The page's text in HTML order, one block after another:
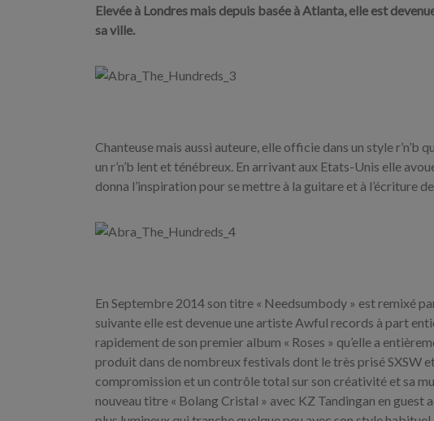
Elevée à Londres mais depuis basée à Atlanta, elle est
sa ville.
Chanteuse mais aussi auteure, elle officie dans un style
un r’n’b lent et ténébreux. En arrivant aux Etats-Unis elle
donna l’inspiration pour se mettre à la guitare et à l’écriture
En Septembre 2014 son titre « Needsumbody » est remixé
suivante elle est devenue une artiste Awful records à part
rapidement de son premier album « Roses » qu’elle a
produit dans de nombreux festivals dont le très prisé SXSW
compromission et un contrôle total sur son créativité et sa
nouveau titre « Bolang Cristal » avec KZ Tandingan en guest